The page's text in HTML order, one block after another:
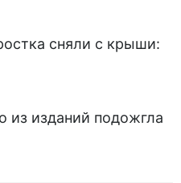
сняли с крыши:
из изданий подожгла